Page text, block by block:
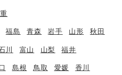
福島 青森 岩手 山形 秋田
川 富山 山梨 福井
島根 鳥取 愛媛
香川